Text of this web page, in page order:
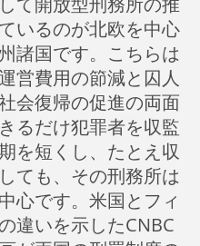
いるのが北欧を中心
諸国です。こちらは
営費用の節減と囚人
会復帰の促進の両面
るだけ犯罪者を収監
を短くし、たとえ収
ても、その刑務所は
心です。米国とフィ
違いを示したCNBC